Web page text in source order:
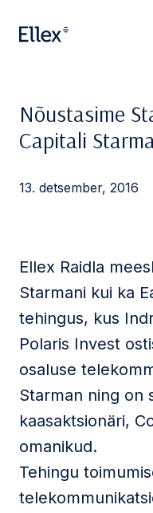
Nõustasime
Capitali
13. detsember, 2016
Ellex Raidla
Starmani kui ka
tehingus, kus
Polaris Invest
osaluse
Starman ning on
kaasaktsionäri,
omanikud.
Tehingu